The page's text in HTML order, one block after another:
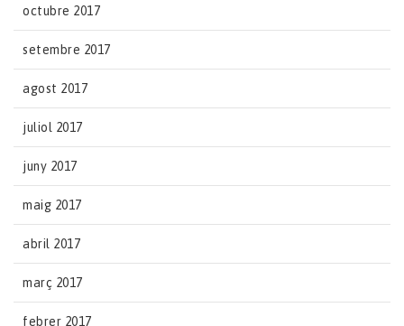
octubre 2017
setembre 2017
agost 2017
juliol 2017
juny 2017
maig 2017
abril 2017
març 2017
febrer 2017